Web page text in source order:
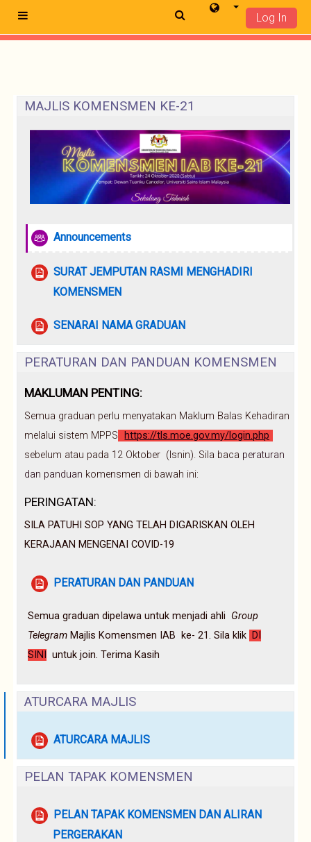
Side panel
Log In
Rangkaan topik
MAJLIS KOMENSMEN KE-21
Announcements
Forum
SURAT JEMPUTAN RASMI MENGHADIRI
KOMENSMEN
File
SENARAI NAMA GRADUAN
File
PERATURAN DAN PANDUAN KOMENSMEN
MAKLUMAN PENTING:
Semua graduan perlu menyatakan Maklum Balas Kehadiran
melalui sistem MPPS
https://tls.moe.gov.my/login.php
sebelum atau pada 12 Oktober (Isnin). Sila baca peraturan
dan panduan komensmen di bawah ini:
PERINGATAN:
SILA PATUHI SOP YANG TELAH DIGARISKAN OLEH
KERAJAAN MENGENAI COVID-19
PERATURAN DAN PANDUAN
File
Semua graduan dipelawa untuk menjadi ahli Group
Telegram Majlis Komensmen IAB ke- 21. Sila klik DI
SINI
untuk join. Terima Kasih
ATURCARA MAJLIS
ATURCARA MAJLIS
File
PELAN TAPAK KOMENSMEN
PELAN TAPAK KOMENSMEN DAN ALIRAN
PERGERAKAN
File